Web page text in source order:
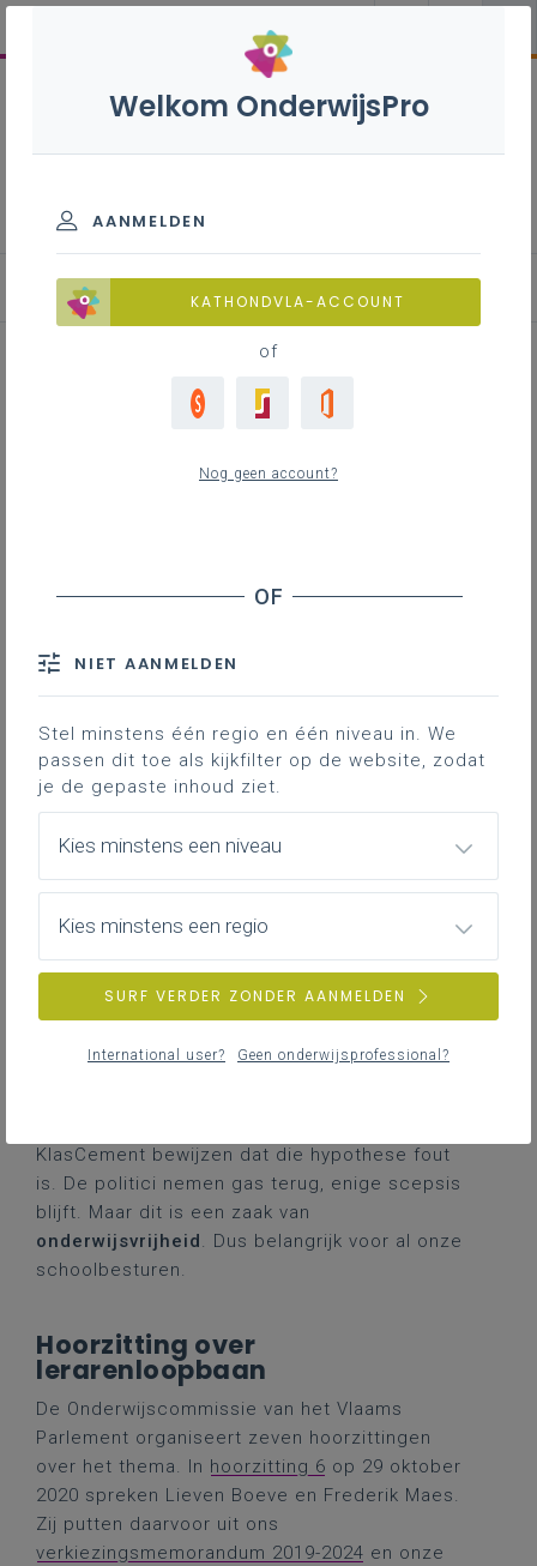
Politieke kwesties
Cao XII
platformen
Het is al langer bekend: onderwijskoepels en
pedagogische begeleidingsdiensten staan
onder politieke druk. De hoorzitting over
inspiratie" in de Onderwijscommissie van het
Vlaams Parlement op 24 september 2020
basishypothese van enkele politici: is er niet
te veel overlap tussen het geplande digitale
en KlasCement? De krachtige presentatie van
KlasCement bewijzen dat die hypothese fout
is. De politici nemen gas terug, enige scepsis
blijft. Maar dit is een zaak van
onderwijsvrijheid. Dus belangrijk voor al onze
schoolbesturen.
Hoorzitting over
lerarenloopbaan
De Onderwijscommissie van het Vlaams
Parlement organiseert zeven hoorzittingen
over het thema. In hoorzitting 6 op 29 oktober
2020 spreken Lieven Boeve en Frederik Maes.
Zij putten daarvoor uit ons
verkiezingsmemorandum 2019-2024 en onze
Welkom OnderwijsPro
AANMELDEN
KATHONDVLA-ACCOUNT
of
Nog geen account?
NIET AANMELDEN
Stel minstens één regio en één niveau in. We
passen dit toe als kijkfilter op de website, zodat
je de gepaste inhoud ziet.
Kies minstens een niveau
Kies minstens een regio
SURF VERDER ZONDER AANMELDEN
International user? Geen onderwijsprofessional?